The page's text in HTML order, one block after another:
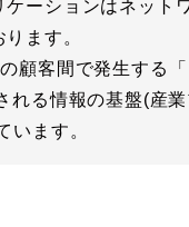
ケーションはネット
ます。
顧客間で発生する
れる情報の基盤(産
います。